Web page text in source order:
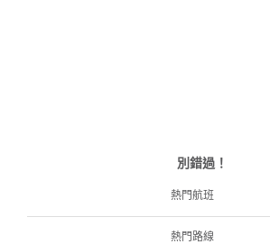
別錯過！
熱門航班
熱門路線